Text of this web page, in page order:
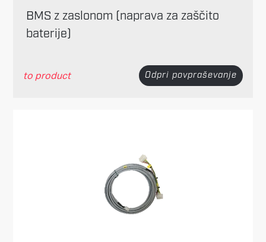
BMS z zaslonom (naprava za zaščito
baterije)
to product Odpri povpraševanje